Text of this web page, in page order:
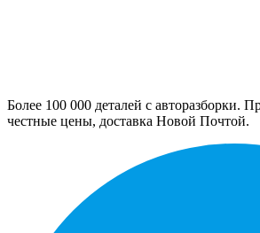
Более 100 000 деталей с авторазборки.
честные цены, доставка Новой Почтой.